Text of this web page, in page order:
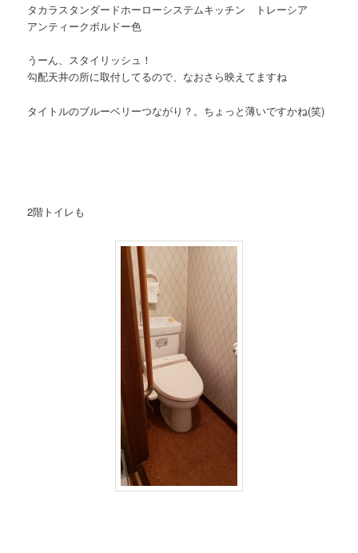
タカラスタンダードホーローシステムキッチン トレーシア
アンティークボルドー色
うーん、スタイリッシュ！
勾配天井の所に取付してるので、なおさら映えてますね
タイトルのブルーベリーつながり？。ちょっと薄いですかね(笑)
2階トイレも